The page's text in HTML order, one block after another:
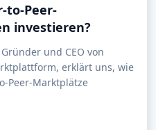
to-Peer-
investieren?
und CEO von
erklärt uns, wie
Peer-Marktplätze